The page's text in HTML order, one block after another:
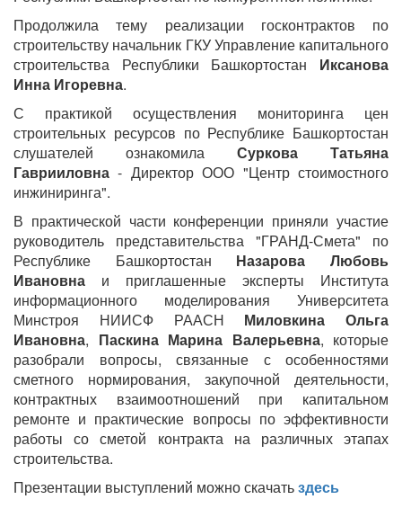
Продолжила тему реализации госконтрактов по
строительству начальник ГКУ Управление капитального
строительства Республики Башкортостан Иксанова
Инна Игоревна.
С практикой осуществления мониторинга цен
строительных ресурсов по Республике Башкортостан
слушателей ознакомила Суркова Татьяна
Гаврииловна - Директор ООО "Центр стоимостного
инжиниринга".
В практической части конференции приняли участие
руководитель представительства "ГРАНД-Смета" по
Республике Башкортостан Назарова Любовь
Ивановна и приглашенные эксперты Института
информационного моделирования Университета
Минстроя НИИСФ РААСН Миловкина Ольга
Ивановна, Паскина Марина Валерьевна, которые
разобрали вопросы, связанные с особенностями
сметного нормирования, закупочной деятельности,
контрактных взаимоотношений при капитальном
ремонте и практические вопросы по эффективности
работы со сметой контракта на различных этапах
строительства.
Презентации выступлений можно скачатьздесь